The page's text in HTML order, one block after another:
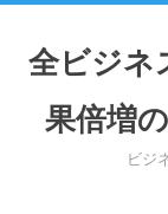
全ビジネ
果倍増
ビジ